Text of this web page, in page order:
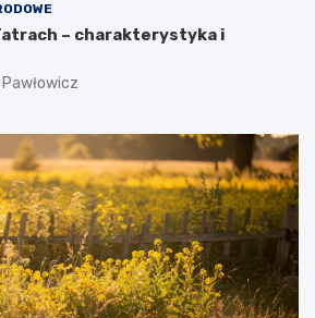
– charakterystyka i
Pawłowicz